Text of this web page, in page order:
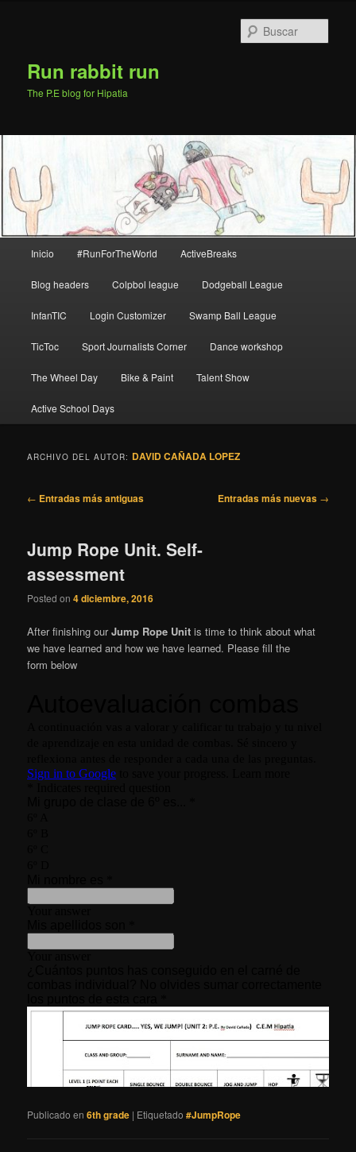
Run rabbit run
The P.E blog for Hipatia
principal
Inicio #RunForTheWorld ActiveBreaks
Blog headers Colpbol league Dodgeball League
InfanTIC Login Customizer Swamp Ball League
TicToc Sport Journalists Corner Dance workshop
The Wheel Day Bike & Paint Talent Show
Active School Days
ARCHIVO DEL AUTOR: DAVID CAÑADA LOPEZ
Navegación
← Entradas más antiguas Entradas más nuevas →
Jump Rope Unit. Self-
assessment
Posted on4 diciembre, 2016
After finishing ourJump Rope Unit is time to think about what
we have learned and how we have learned. Please fill the
form below
Publicado en 6th grade | Etiquetado #JumpRope